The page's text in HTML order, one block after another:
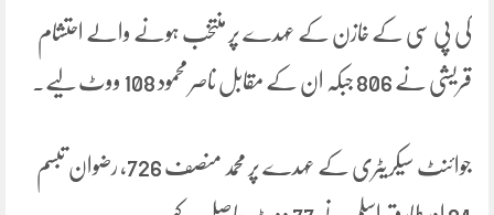
کی پی سی کے خازن کے عہدے پر منتخب ہونے والے احتشام
قریشی نے 806 جبکہ ان کے مقابل ناصر محمود 108 ووٹ لیے۔
جوائنٹ سیکریٹری کے عہدے پر محمد منصف 726، رضوان تبسم